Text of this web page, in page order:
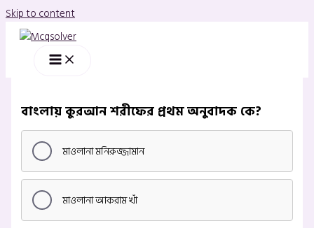
Skip to content
বাংলায় কুরআন শরীফের প্রথম অনুবাদক কে?
মাওলানা মনিরুজ্জামান
মাওলানা আকরাম খাঁ